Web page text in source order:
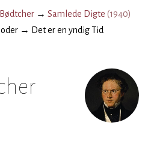
Bødtcher → Samlede Digte (1940)
→ Det er en yndig Tid